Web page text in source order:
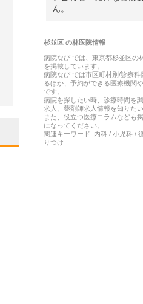
ん。
杉並区の林医院情報
病院なび では、 東京都杉並区の
を掲載しています。
病院なび では市区町村別/診療
るほか、予約ができる医療機関
です。
病院を探したい時、診療時間を
求人、薬剤師求人情報を知りた
また、役立つ医療コラムなども
になってください。
関連キーワード: 内科 / 小児科 /
りつけ